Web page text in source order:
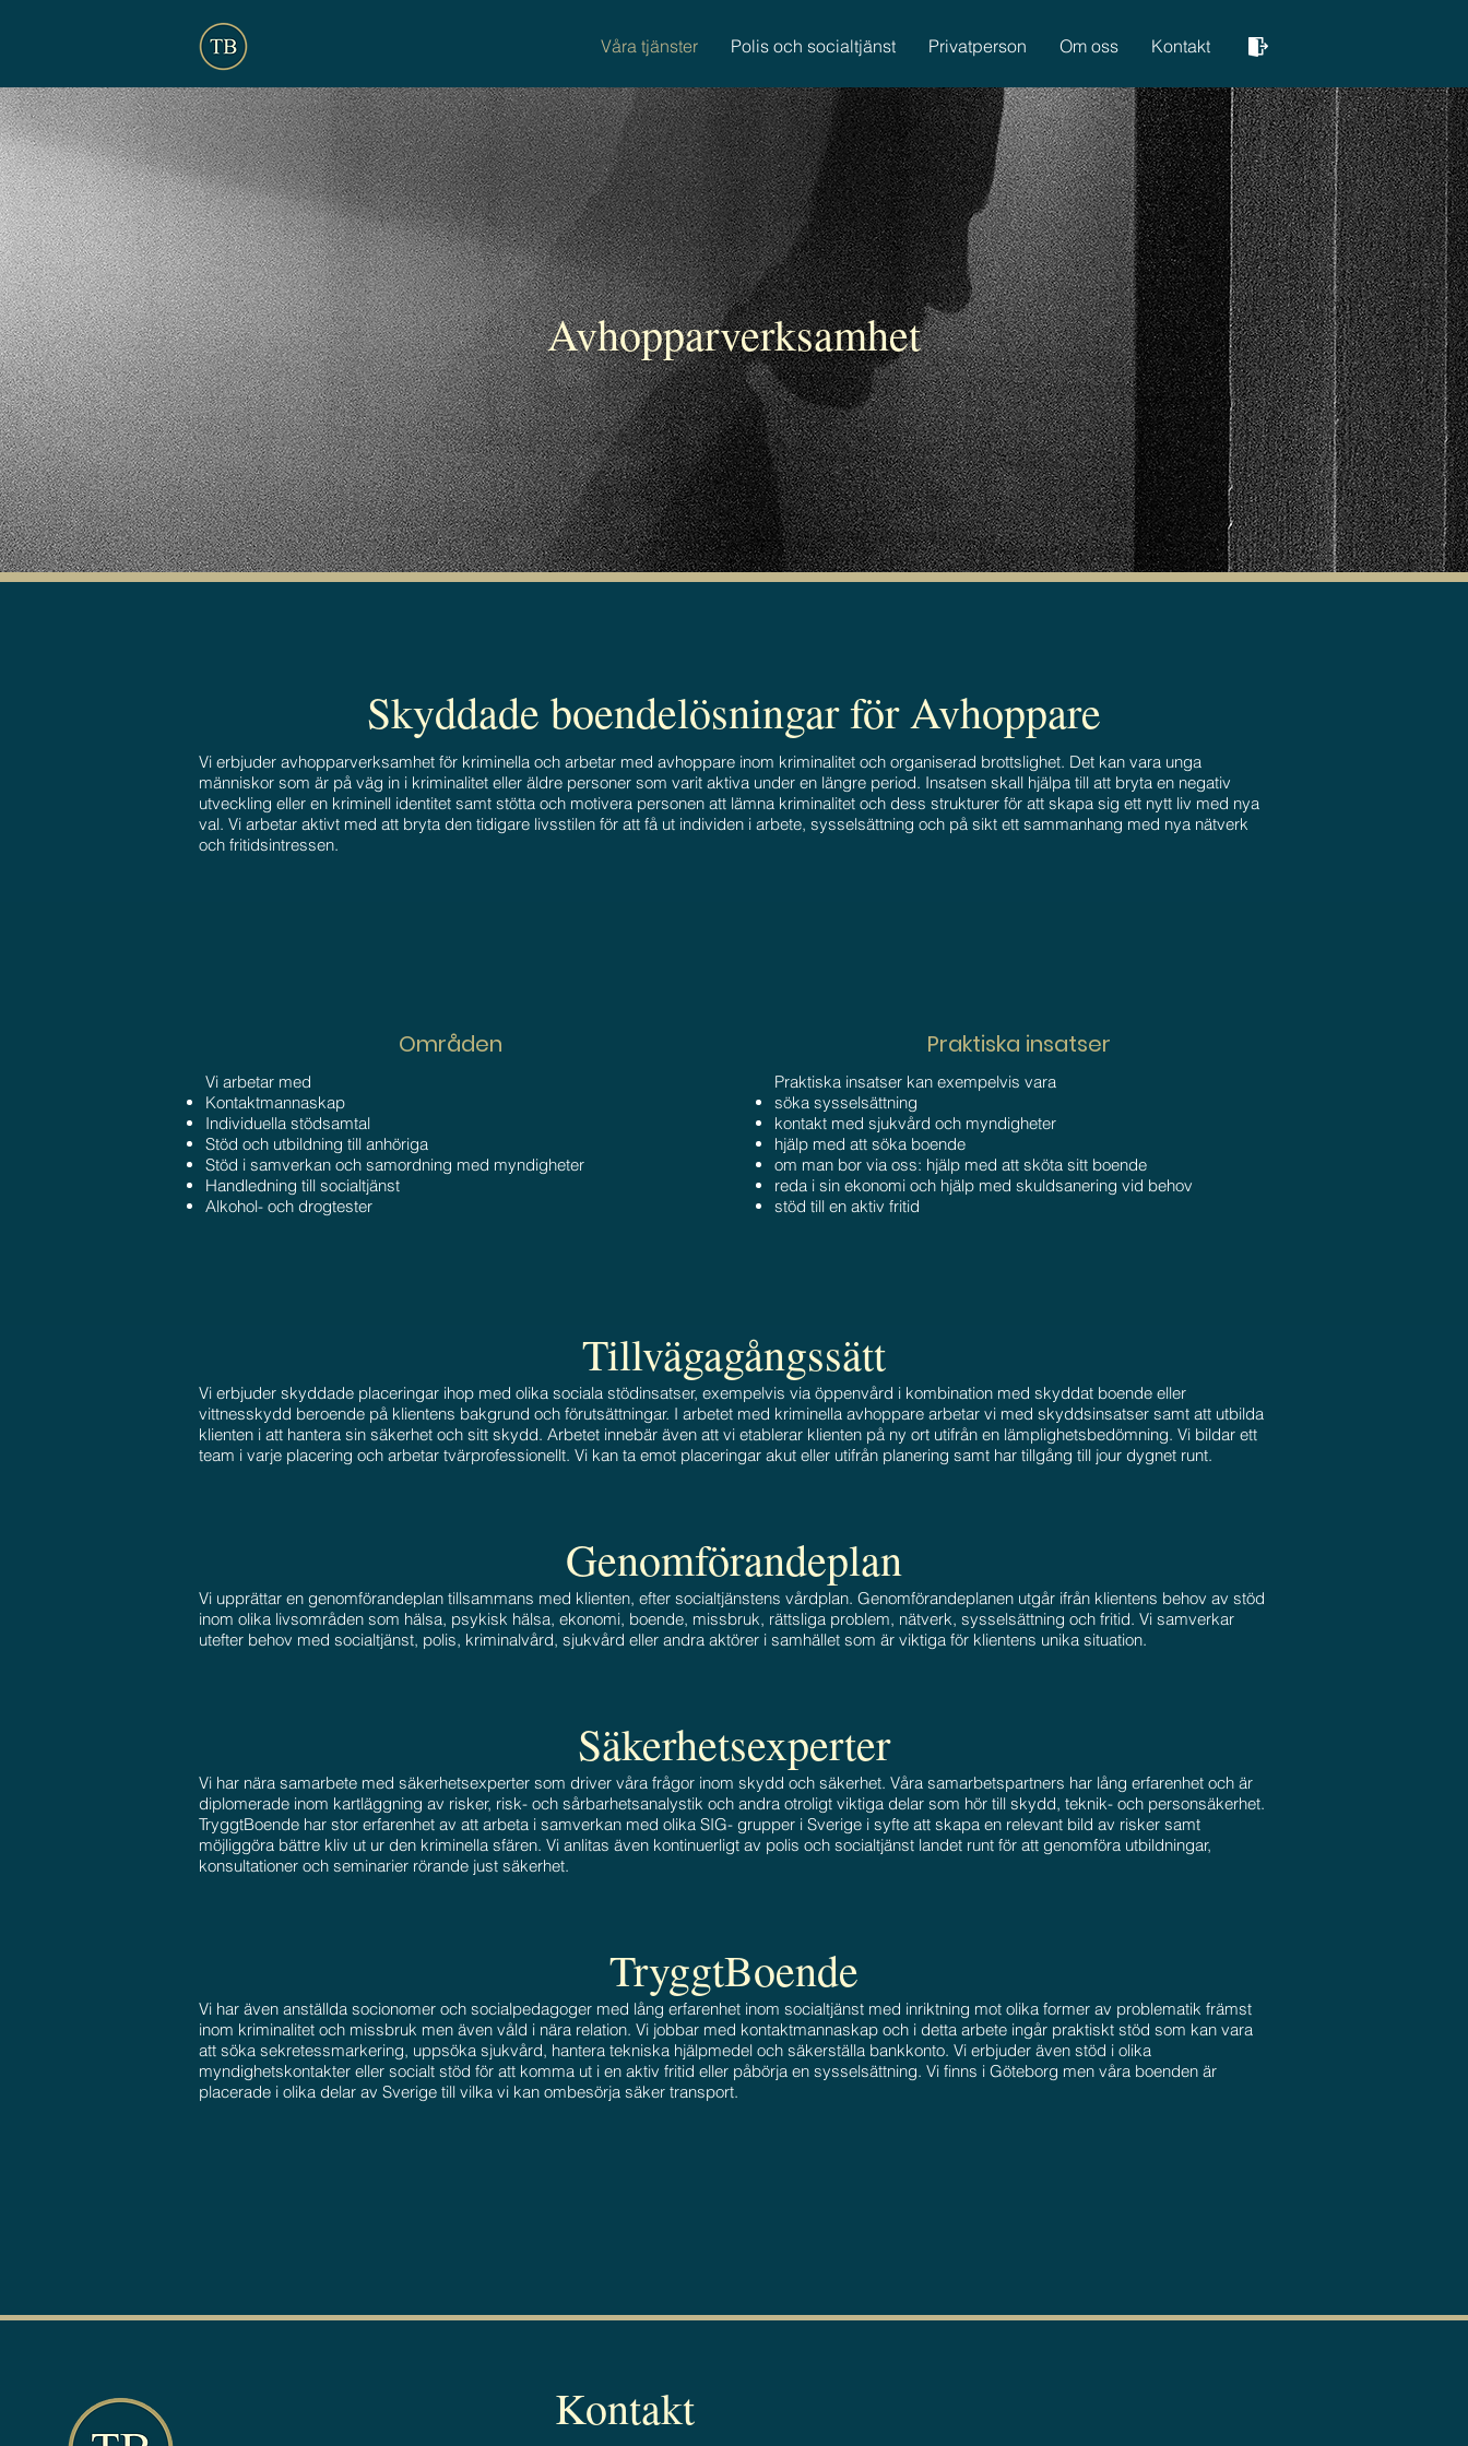
Våra tjänster Polis och socialtjänst Privatperson Om oss Kontakt
Avhopparverksamhet
Skyddade boendelösningar för Avhoppare
Vi erbjuder avhopparverksamhet för kriminella och arbetar med avhoppare inom kriminalitet och organiserad brottslighet. Det kan vara unga
människor som är på väg in i kriminalitet eller äldre personer som varit aktiva under en längre period. Insatsen skall hjälpa till att bryta en negativ
utveckling eller en kriminell identitet samt stötta och motivera personen att lämna kriminalitet och dess strukturer för att skapa sig ett nytt liv med nya
val. Vi arbetar aktivt med att bryta den tidigare livsstilen för att få ut individen i arbete, sysselsättning och på sikt ett sammanhang med nya nätverk
och fritidsintressen.
Områden
Vi arbetar med
Kontaktmannaskap
Individuella stödsamtal
Stöd och utbildning till anhöriga
Stöd i samverkan och samordning med myndigheter
Handledning till socialtjänst
Alkohol- och drogtester
Praktiska insatser
Praktiska insatser kan exempelvis vara
söka sysselsättning
kontakt med sjukvård och myndigheter
hjälp med att söka boende
om man bor via oss: hjälp med att sköta sitt boende
reda i sin ekonomi och hjälp med skuldsanering vid behov
stöd till en aktiv fritid
Tillvägagångssätt
Vi erbjuder skyddade placeringar ihop med olika sociala stödinsatser, exempelvis via öppenvård i kombination med skyddat boende eller
vittnesskydd beroende på klientens bakgrund och förutsättningar. I arbetet med kriminella avhoppare arbetar vi med skyddsinsatser samt att utbilda
klienten i att hantera sin säkerhet och sitt skydd. Arbetet innebär även att vi etablerar klienten på ny ort utifrån en lämplighetsbedömning. Vi bildar ett
team i varje placering och arbetar tvärprofessionellt. Vi kan ta emot placeringar akut eller utifrån planering samt har tillgång till jour dygnet runt.
Genomförandeplan
Vi upprättar en genomförandeplan tillsammans med klienten, efter socialtjänstens vårdplan. Genomförandeplanen utgår ifrån klientens behov av stöd
inom olika livsområden som hälsa, psykisk hälsa, ekonomi, boende, missbruk, rättsliga problem, nätverk, sysselsättning och fritid. Vi samverkar
utefter behov med socialtjänst, polis, kriminalvård, sjukvård eller andra aktörer i samhället som är viktiga för klientens unika situation.
Säkerhetsexperter
Vi har nära samarbete med säkerhetsexperter som driver våra frågor inom skydd och säkerhet. Våra samarbetspartners har lång erfarenhet och är
diplomerade inom kartläggning av risker, risk- och sårbarhetsanalystik och andra otroligt viktiga delar som hör till skydd, teknik- och personsäkerhet.
TryggtBoende har stor erfarenhet av att arbeta i samverkan med olika SIG- grupper i Sverige i syfte att skapa en relevant bild av risker samt
möjliggöra bättre kliv ut ur den kriminella sfären. Vi anlitas även kontinuerligt av polis och socialtjänst landet runt för att genomföra utbildningar,
konsultationer och seminarier rörande just säkerhet.
TryggtBoende
Vi har även anställda socionomer och socialpedagoger med lång erfarenhet inom socialtjänst med inriktning mot olika former av problematik främst
inom kriminalitet och missbruk men även våld i nära relation. Vi jobbar med kontaktmannaskap och i detta arbete ingår praktiskt stöd som kan vara
att söka sekretessmarkering, uppsöka sjukvård, hantera tekniska hjälpmedel och säkerställa bankkonto. Vi erbjuder även stöd i olika
myndighetskontakter eller socialt stöd för att komma ut i en aktiv fritid eller påbörja en sysselsättning. Vi finns i Göteborg men våra boenden är
placerade i olika delar av Sverige till vilka vi kan ombesörja säker transport.
Kontakt